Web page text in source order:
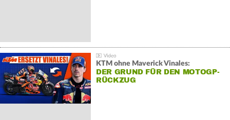
KTM ohne Maverick Vinales:
DER GRUND FÜR DEN MOTOGP-
RÜCKZUG